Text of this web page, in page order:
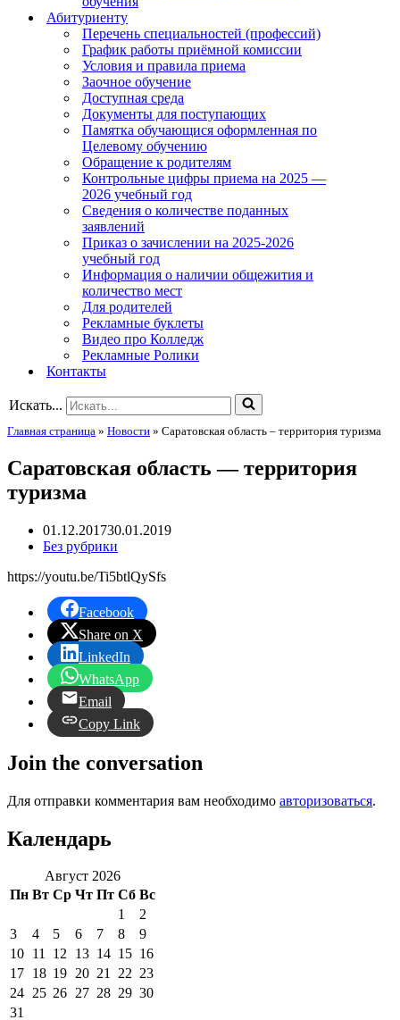
Абитуриенту
Перечень специальностей (профессий)
График работы приёмной комиссии
Условия и правила приема
Заочное обучение
Доступная среда
Документы для поступающих
Памятка обучающися оформленная по
Целевому обучению
Обращение к родителям
Контрольные цифры приема на 2025 —
2026 учебный год
Сведения о количестве поданных
заявлений
Приказ о зачислении на 2025-2026
учебный год
Информация о наличии общежития и
количество мест
Для родителей
Рекламные буклеты
Видео про Колледж
Рекламные Ролики
Контакты
Искать...
Главная страница » Новости » Саратовская область – территория туризма
Саратовская область — территория
туризма
01.12.201730.01.2019
Без рубрики
https://youtu.be/Ti5btlQySfs
Facebook
Share on X
LinkedIn
WhatsApp
Email
Copy Link
Join the conversation
Для отправки комментария вам необходимо авторизоваться.
Календарь
Август 2026
Пн Вт Ср Чт Пт Сб Вс
1
2
3
4 5 6 7 8
9
10 11 12 13 14 15 16
17 18 19 20 21 22 23
24 25 26 27 28 29 30
31